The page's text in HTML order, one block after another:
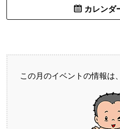
カレンダ
この月のイベントの情報は